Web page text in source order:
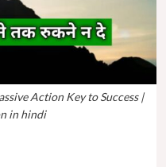
Action Key to Success |
in hindi